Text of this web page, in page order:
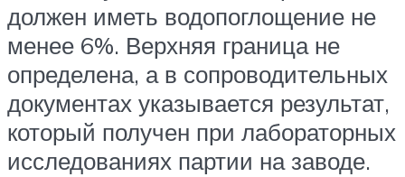
должен иметь водопоглощение не
менее 6%. Верхняя граница не
определена, а в сопроводительных
документах указывается результат,
который получен при лабораторных
исследованиях партии на заводе.